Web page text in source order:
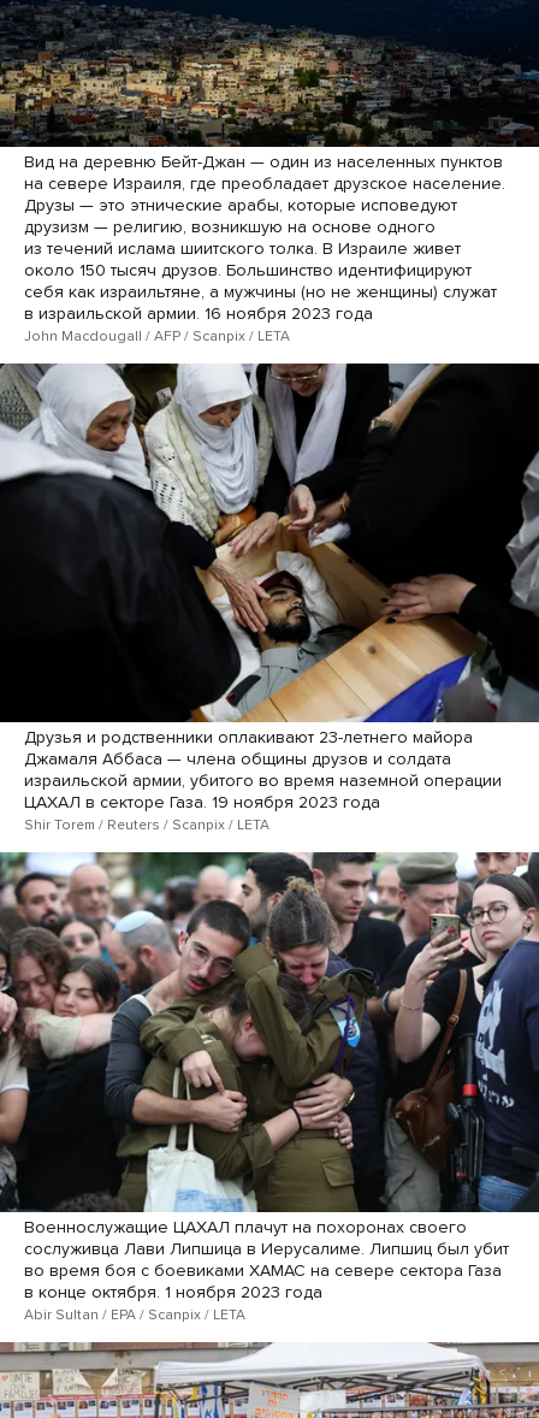
Вид на деревню Бейт-Джан — один из населенных пунктов
на севере Израиля, где преобладает друзское население.
Друзы — это этнические арабы, которые исповедуют
друзизм — религию, возникшую на основе одного
из течений ислама шиитского толка. В Израиле живет
около 150 тысяч друзов. Большинство идентифицируют
себя как израильтяне, а мужчины (но не женщины) служат
в израильской армии. 16 ноября 2023 года
John Macdougall / AFP / Scanpix / LETA
Друзья и родственники оплакивают 23-летнего майора
Джамаля Аббаса — члена общины друзов и солдата
израильской армии, убитого во время наземной операции
ЦАХАЛ в секторе Газа. 19 ноября 2023 года
Shir Torem / Reuters / Scanpix / LETA
Военнослужащие ЦАХАЛ плачут на похоронах своего
сослуживца Лави Липшица в Иерусалиме. Липшиц был убит
во время боя с боевиками ХАМАС на севере сектора Газа
в конце октября. 1 ноября 2023 года
Abir Sultan / EPA / Scanpix / LETA